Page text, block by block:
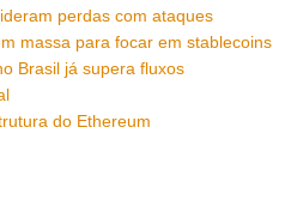
perdas com ataques
massa para focar em stablecoins
Brasil já supera fluxos
do Ethereum